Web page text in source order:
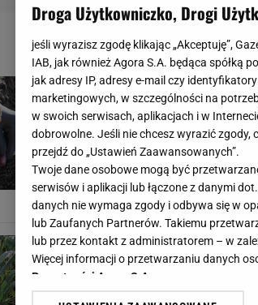
Ogrodnicy robią to z
i aromatyczne
Wielu ogrodników uważa, że
początkiem wiosny. Okazuje
na...
CZOSNEK OGRÓD SADZENIE
Pory będą grube i
sprawdzony patent
Jak sadzić pory, żeby były
Droga Użytkowniczko, Drogi
jeśli wyrazisz zgodę klikając „Akceptuję”,
IAB, jak również Agora S.A. będąca spółką
jak adresy IP, adresy e-mail czy
marketingowych, w szczególności na
w swoich serwisach, aplikacjach i w
dobrowolne. Jeśli nie chcesz wyrazić zgody,
przejdź do „Ustawień Zaawansowanych”.
Twoje dane osobowe mogą być
serwisów i aplikacji lub łączone z danymi
danych nie wymaga zgody i odbywa się w
lub Zaufanych Partnerów. Takiemu
lub przez kontakt z administratorem – w
Więcej informacji o przetwarzaniu danych
Prywatności Agora S.A.